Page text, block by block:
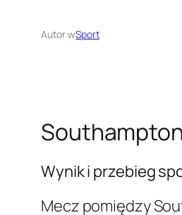
Autor:wSport
Wynik i przebieg
Mecz pomiędzy